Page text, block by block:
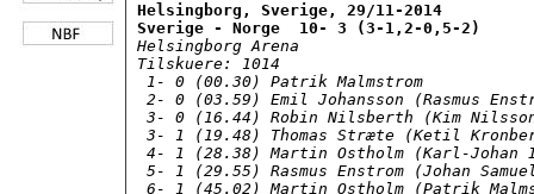
Helsingborg, Sverige, 29/11-2014
Sverige - Norge  10- 3 (3-1,2-0,5-2)
Helsingborg Arena
Tilskuere: 1014
1- 0 (00.30) Patrik Malmstrom
2- 0 (03.59) Emil Johansson (Rasmus
3- 0 (16.44) Robin Nilsberth (Kim
3- 1 (19.48) Thomas Stræte (Ketil
4- 1 (28.38) Martin Ostholm (Karl-Johan
5- 1 (29.55) Rasmus Enstrom (Johan
6- 1 (45.02) Martin Ostholm (Patrik